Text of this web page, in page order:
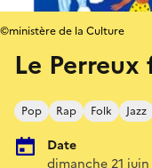
Le
Pop Rap Folk Jazz
Date
dimanche 21 juin
©ministère de la Culture